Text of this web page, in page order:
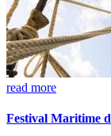
read more
Festival Maritime